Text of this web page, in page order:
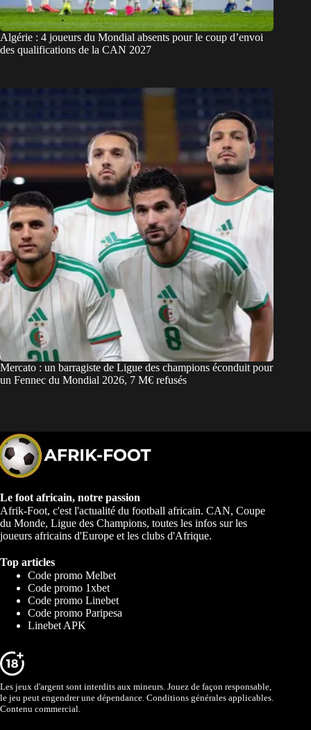
Algérie : 4 joueurs du Mondial absents pour le coup d’envoi
des qualifications de la CAN 2027
Mercato : un barragiste de Ligue des champions éconduit pour
un Fennec du Mondial 2026, 7 M€ refusés
Le foot africain, notre passion
Afrik-Foot, c'est l'actualité du football africain. CAN, Coupe
du Monde, Ligue des Champions, toutes les infos sur les
joueurs africains d'Europe et les clubs d'Afrique.
Top articles
Code promo Melbet
Code promo 1xbet
Code promo Linebet
Code promo Paripesa
Linebet APK
Les jeux d'argent sont interdits aux mineurs. Jouez de façon responsable,
le jeu peut engendrer une dépendance. Conditions générales applicables.
Contenu commercial.